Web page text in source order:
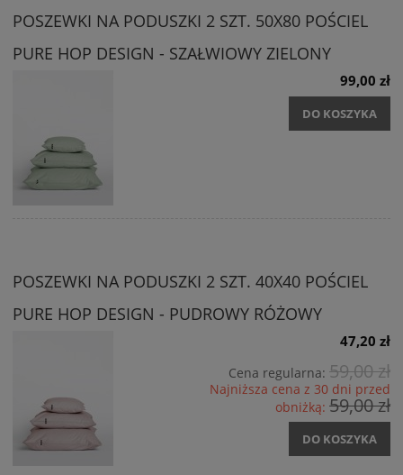
POSZEWKI NA PODUSZKI 2 SZT. 50X80 POŚCIEL
PURE HOP DESIGN - SZAŁWIOWY ZIELONY
99,00 zł
DO KOSZYKA
POSZEWKI NA PODUSZKI 2 SZT. 40X40 POŚCIEL
PURE HOP DESIGN - PUDROWY RÓŻOWY
47,20 zł
Cena regularna: 59,00 zł
Najniższa cena z 30 dni przed
obniżką: 59,00 zł
DO KOSZYKA